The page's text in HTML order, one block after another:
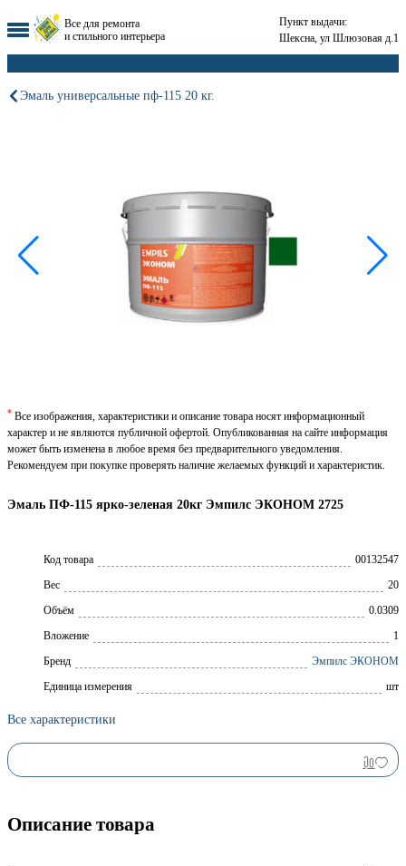
Все для ремонта
и стильного интерьера
Пункт выдачи:
Шексна, ул Шлюзовая д.1
Эмаль универсальные пф-115 20 кг.
Эмаль ПФ-115 ярко-зеленая 20кг Эмпилс ЭКОНОМ 2725
Код товара
00132547
Вес
20
Объём
0.0309
Вложение
1
Брeнд
Эмпилс ЭКОНОМ
Единица измерения
шт
Все характеристики
* Все изображения, характеристики и описание товара носят информационный
характер и не являются публичной офертой. Опубликованная на сайте информация
может быть изменена в любое время без предварительного уведомления.
Рекомендуем при покупке проверять наличие желаемых функций и характеристик.
Описание товара